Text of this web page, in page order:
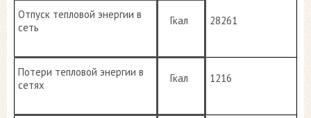
Отпуск тепловой энергии в
сеть
Гкал 28261
Потери тепловой энергии в
сетях
Гкал 1216